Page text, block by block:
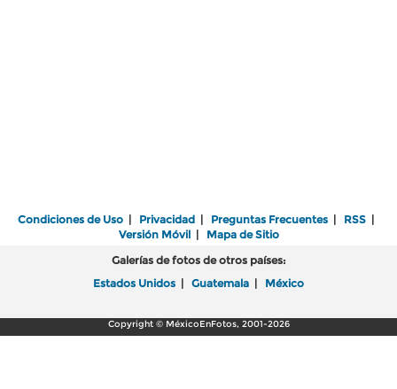
Condiciones de Uso | Privacidad | Preguntas Frecuentes | RSS |
Versión Móvil| Mapa de Sitio
Galerías de fotos de otros países:
Estados Unidos | Guatemala | México
Copyright © MéxicoEnFotos, 2001-2026